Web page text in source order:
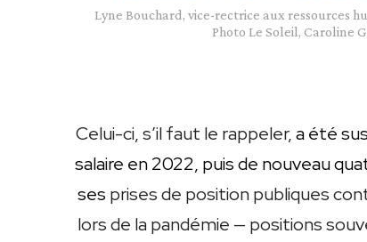
Lyne Bouchard, vice-rectrice aux ressources
Photo Le Soleil, Caroline
Celui-ci, s’il faut le rappeler,a été
salaire en 2022, puis de nouveau
ses prises de position publiques
lors de la pandémie — positions